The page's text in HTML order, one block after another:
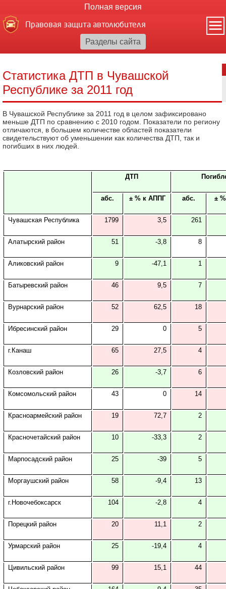
Полная версия
Правовая защита автолюбителя
Статистика ДТП в Чувашской
Республике за 2011 год
В Чувашской Республике за 2011 год в целом зафиксировано
меньше ДТП по сравнению с 2010 годом. Показатели по региону
отличаются, в большем количестве областей показатели
свидетельствуют об уменьшении как количества ДТП, так и
погибших в них людей.
ДТП
абс. ± % к АППГ абс. ±
Чувашская Республика 1799 3,5 261
Алатырский район 51 -3,8 8
Аликовский район 9 -47,1 1
Батыревский район 46 9,5 7
Вурнарский район 52 62,5 18
Ибресинский район 29 0 5
г.Канаш 65 27,5 4
Козловский район 26 -3,7 6
Комсомольский район 43 0 14
Красноармейский район 19 72,7 2
Красночетайский район 10 -33,3 2
Марпосадский район 25 -39 5
Моргаушский район 58 -9,4 13
г.Новочебоксарск 104 -2,8 4
Порецкий район 20 11,1 2
Урмарский район 25 -19,4 4
Цивильский район 99 15,1 44